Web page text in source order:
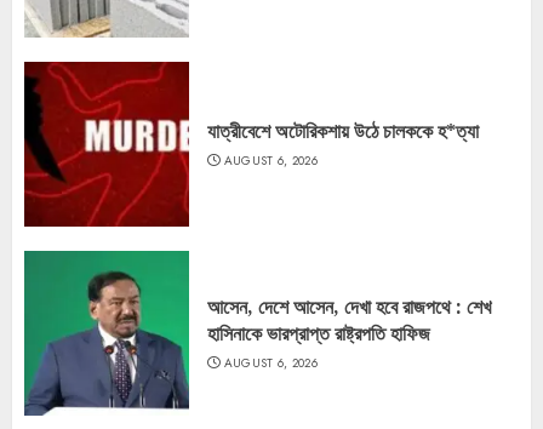
যাত্রীবেশে অটোরিকশায় উঠে চালককে হ*ত্যা
AUGUST 6, 2026
আসেন, দেশে আসেন, দেখা হবে রাজপথে : শেখ
হাসিনাকে ভারপ্রাপ্ত রাষ্ট্রপতি হাফিজ
AUGUST 6, 2026